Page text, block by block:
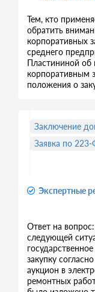
Тем, кто
обратить
корпоративных
среднего
Пластининой об
корпоративным
положения о
Экспертные
Ответ на
следующей
закупку
аукцион в
ремонтных
Заключение
Заявка по